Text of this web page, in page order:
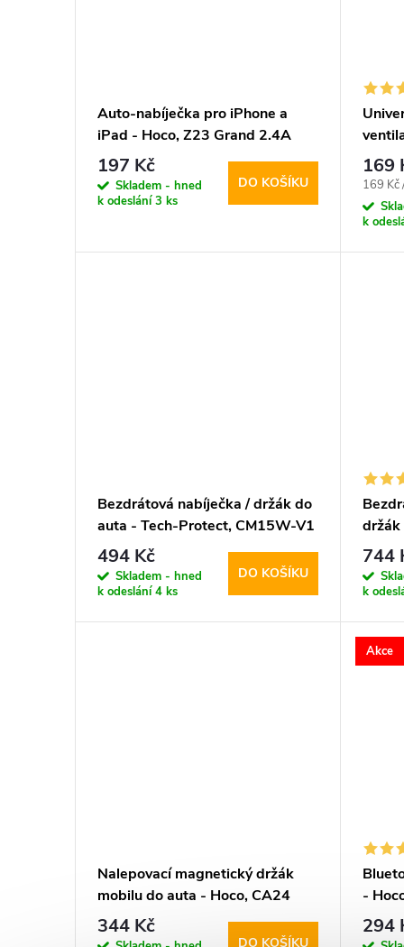
Auto-nabíječka pro iPhone a
iPad - Hoco, Z23 Grand 2.4A
197 Kč
Skladem - hned
k odeslání3 ks
DO KOŠÍKU
169
Měrná
cena:
169 Kč
k
Bezdrátová nabíječka / držák do
auta - Tech-Protect, CM15W-V1
Dashboard & Vent
494 Kč
Skladem - hned
k odeslání4 ks
DO KOŠÍKU
držák
744
k
Nalepovací magnetický držák
mobilu do auta - Hoco, CA24
Lotto
344 Kč
DO KOŠÍKU
Akce
-
294